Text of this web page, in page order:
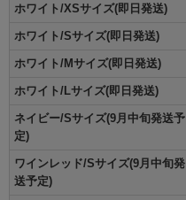
ホワイト/XSサイズ(即日発送)
ホワイト/Sサイズ(即日発送)
ホワイト/Mサイズ(即日発送)
ホワイト/Lサイズ(即日発送)
ネイビー/Sサイズ(9月中旬発送予
定)
ワインレッド/Sサイズ(9月中旬発
送予定)